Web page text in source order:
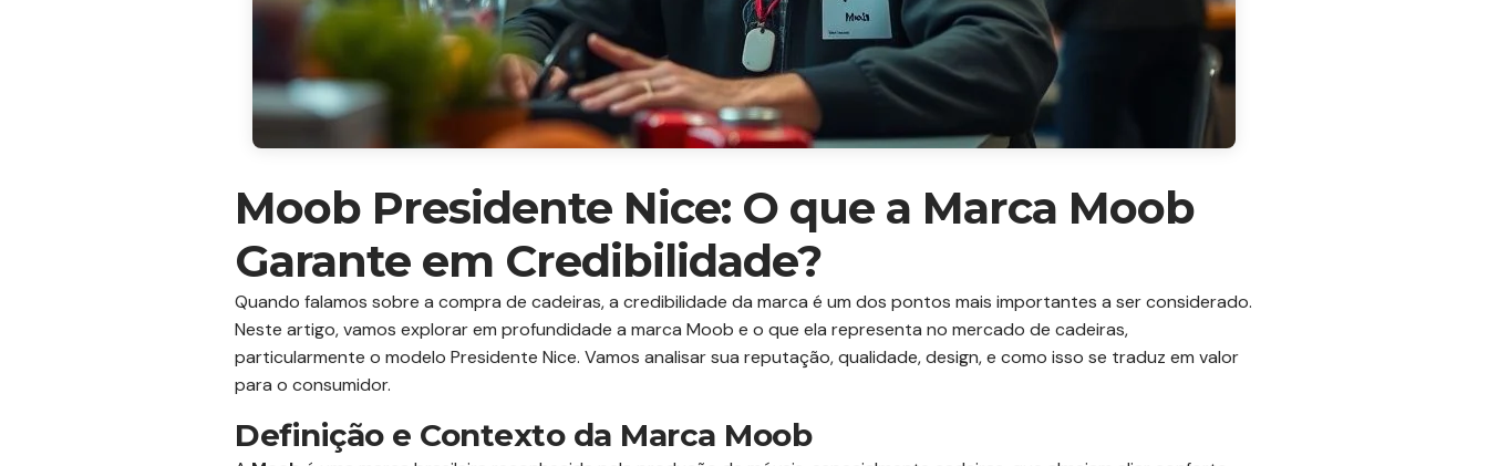
Moob Presidente Nice: O que a Marca Moob
Garante em Credibilidade?
Quando falamos sobre a compra de cadeiras, a credibilidade da marca é um dos pontos mais importantes a ser considerado.
Neste artigo, vamos explorar em profundidade a marca Moob e o que ela representa no mercado de cadeiras,
particularmente o modelo Presidente Nice. Vamos analisar sua reputação, qualidade, design, e como isso se traduz em valor
para o consumidor.
Definição e Contexto da Marca Moob